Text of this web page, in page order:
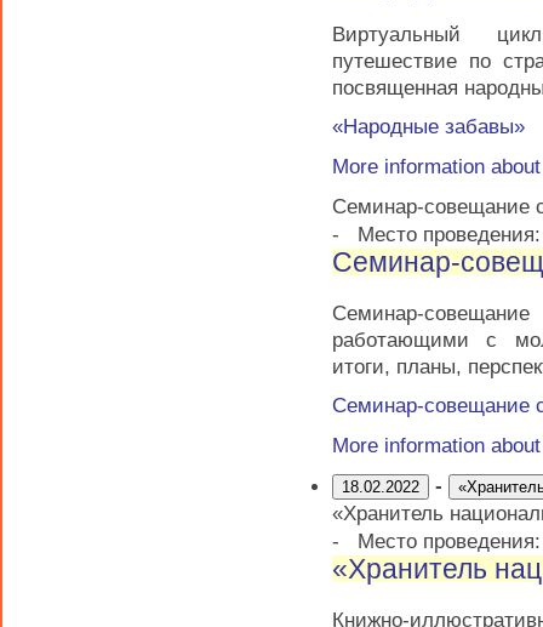
Виртуальный
путешествие по
посвященная
«Народные забавы»
More information
Семинар-совещание
-
Место проведения:
Семинар-
Семинар-
работающими с
итоги, планы,
Семинар-совещание
More information
18.02.2022 -
«Хранитель
-
Место
«Хранитель
Книжно-